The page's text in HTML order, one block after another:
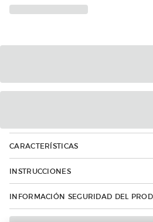
CARACTERÍSTICAS
INSTRUCCIONES
INFORMACIÓN SEGURIDAD DEL